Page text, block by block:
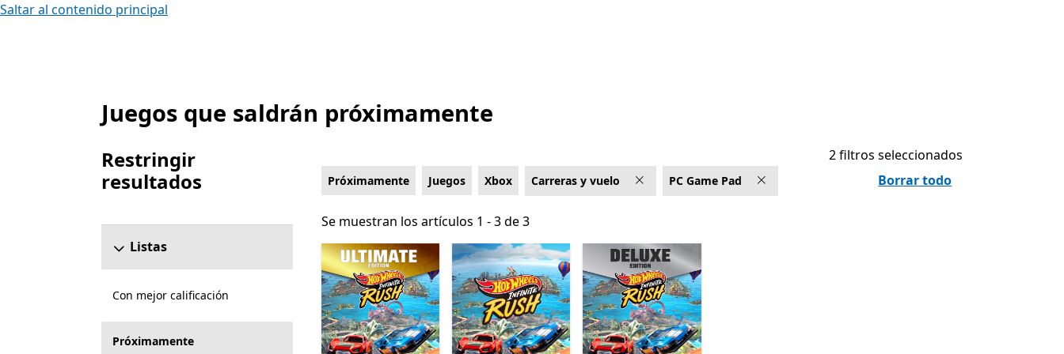
Saltar al contenido principal
Lista Microsoft.com
Juegos que saldrán próximamente
Restringir
resultados
Omitir la sección para restringir resultados
Listas
Con mejor calificación
Próximamente
Próximamente Juegos Xbox Carreras y vuelo PC Game Pad
2 filtros seleccionados
Borrar todo
Se muestran los artículos 1 - 3 de 3
Se muestran los artículos 1 - 3 de 3